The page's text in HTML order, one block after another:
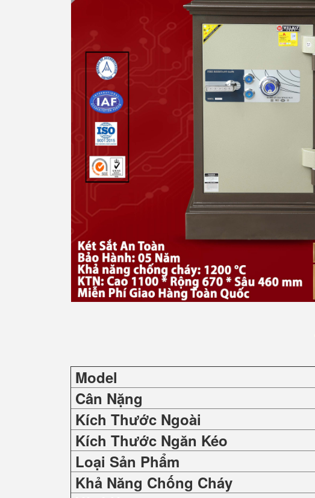
Model
Cân Nặng
Kích Thước Ngoài
Kích Thước Ngăn Kéo
Loại Sản Phẩm
Khả Năng Chống Cháy